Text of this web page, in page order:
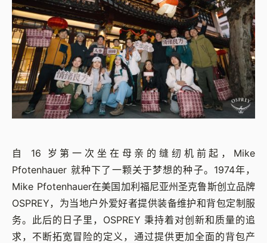
自 16 岁第一次坐在母亲的缝纫机前起，Mike
Pfotenhauer 就种下了一颗关于梦想的种子。1974年，
Mike Pfotenhauer在美国加利福尼亚州圣克鲁斯创立品牌
OSPREY，为当地户外爱好者提供装备维护和背包定制服
务。此后的日子里，OSPREY 秉持着对创新和质量的追
求，不断拓宽冒险的定义，通过提供更加全面的背包产